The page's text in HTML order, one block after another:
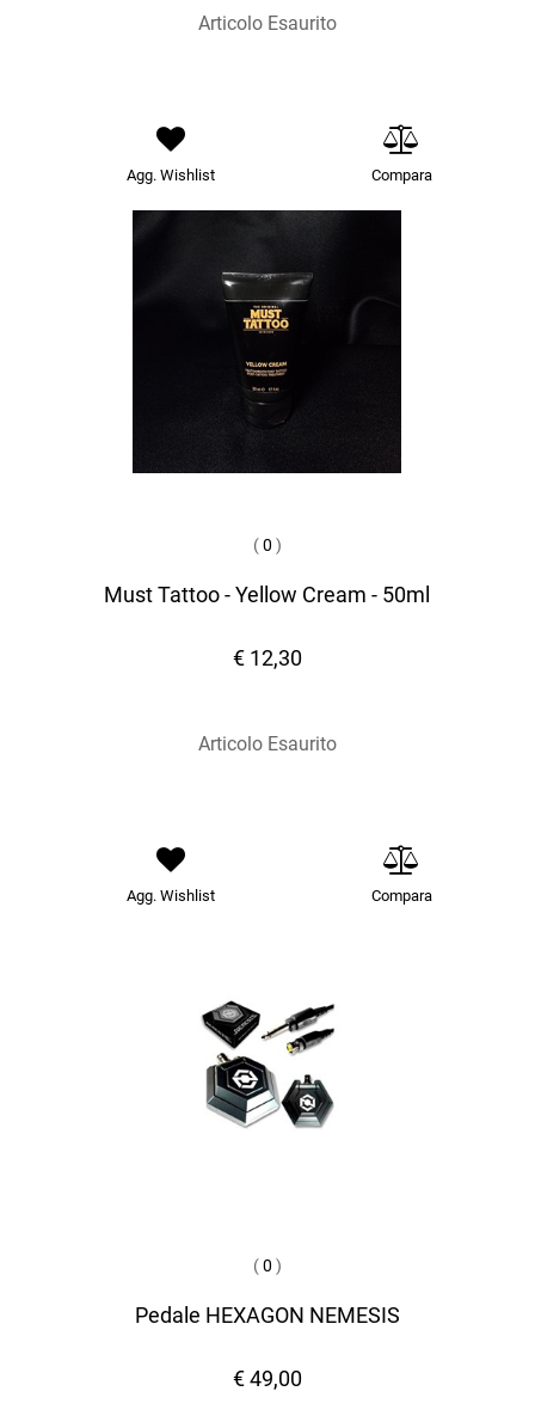
Articolo Esaurito
Agg. Wishlist Compara
(0 )
Must Tattoo - Yellow Cream - 50ml
€ 12,30
Articolo Esaurito
Agg. Wishlist Compara
(0 )
Pedale HEXAGON NEMESIS
€ 49,00